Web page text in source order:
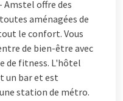
d'un restaurant à la
et votre famille, profiter
Avec un large choix de
a pour tous les goûts,
et les véganes ont
vous surprendre
les délicieuses
Amstel offre des
aménagées de
le confort. Vous
de bien-être avec
de fitness. L'hôtel
un bar et est
station de métro.